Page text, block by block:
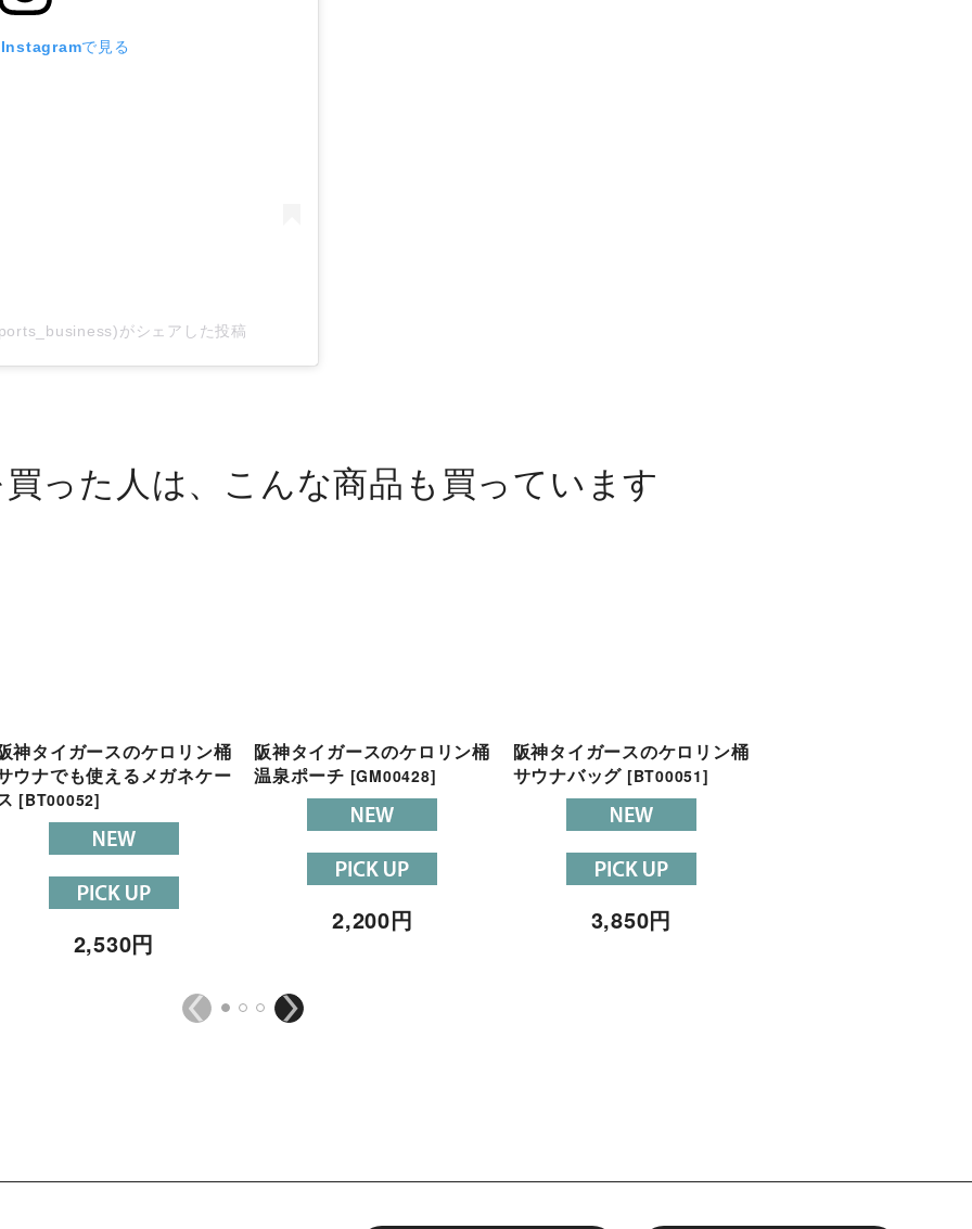
Instagramで見る
がシェアした投稿
った人は、こんな商品も買っています
神タイガースのケロリン桶
ウナでも使えるメガネケー
[BT00052]
2,530円
阪神タイガースのケロリン桶
温泉ポーチ [GM00428]
2,200円
阪神タイガースのケロリン桶
サウナバッグ [BT00051]
3,850円